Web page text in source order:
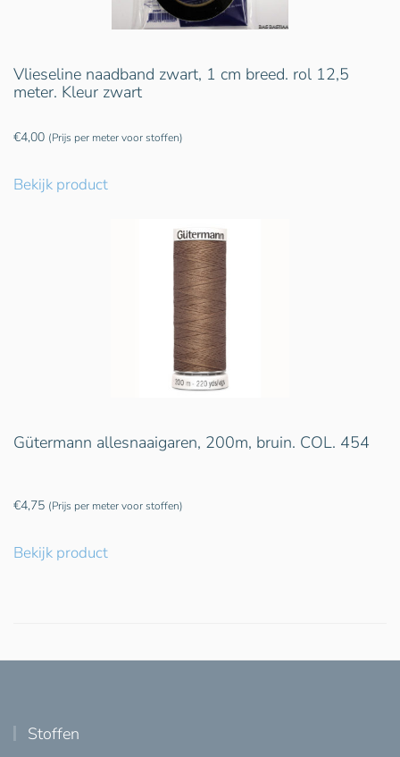
Vlieseline naadband zwart, 1 cm breed. rol 12,5
meter. Kleur zwart
€4,00 (Prijs per meter voor stoffen)
Bekijk product
Gütermann allesnaaigaren, 200m, bruin. COL. 454
€4,75 (Prijs per meter voor stoffen)
Bekijk product
Stoffen